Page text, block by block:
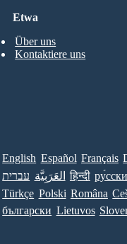
Etwa
Über uns
Kontaktiere uns
English Español Français
עברית العَرَبِيَّة हिन्दी
Türkçe Polski Româna
български Lietuvos